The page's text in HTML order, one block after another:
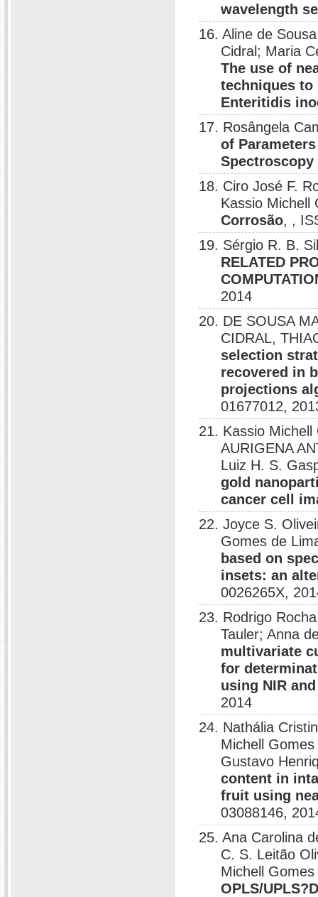
wavelength
16. Aline de
Cidral; Maria
The use of
techniques to
Enteritidis
17. Rosângela
of
Spectroscopy
18. Ciro José F.
Kassio
Corrosão, ,
19. Sérgio R. B.
RELATED
2014
20. DE SOUSA
CIDRAL,
selection
recovered in
projections
01677012,
21. Kassio
AURIGENA
Luiz H. S.
gold
cancer cell
22. Joyce S.
Gomes de
based on
insets: an
0026265X,
23. Rodrigo
Tauler; Anna
multivariate
for
using NIR
2014
24. Nathália
Michell
Gustavo
content in
fruit using
03088146,
25. Ana Carolina
C. S. Leitão
Michell
OPLS/